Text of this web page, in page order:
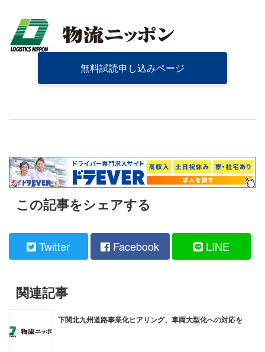
無料試読申し込みページ
この記事をシェアする
Twitter Facebook LINE
関連記事
下関北九州道路事業化ヒアリング、車両大型化への対応を